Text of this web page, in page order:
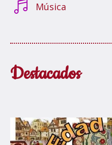
Música
Destacados